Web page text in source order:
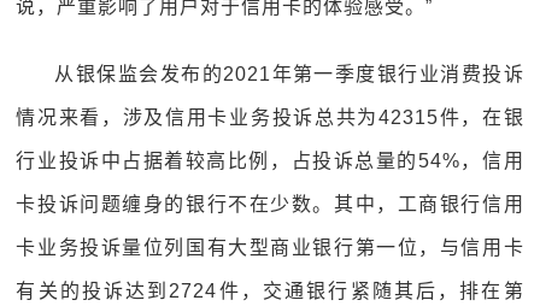
说，严重影响了用户对于信用卡的体验感受。”
从银保监会发布的2021年第一季度银行业消费投诉
情况来看，涉及信用卡业务投诉总共为42315件，在银
行业投诉中占据着较高比例，占投诉总量的54%，信用
卡投诉问题缠身的银行不在少数。其中，工商银行信用
卡业务投诉量位列国有大型商业银行第一位，与信用卡
有关的投诉达到2724件，交通银行紧随其后，排在第